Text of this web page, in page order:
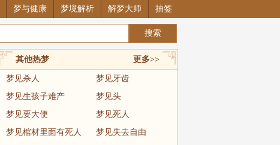
梦与健康 梦境解析 解梦大师 抽签
更多>>
其他热梦
梦见杀人
梦见牙齿
梦见生孩子难产
梦见头
梦见要大便
梦见死人
梦见棺材里面有死人
梦见失去自由